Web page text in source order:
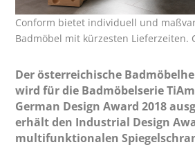
Conform bietet individuell und
Badmöbel mit kürzesten Lieferzeiten.
Der österreichische
wird für die Badmöbelserie
German Design Award 2018
erhält den Industrial Design
multifunktionalen